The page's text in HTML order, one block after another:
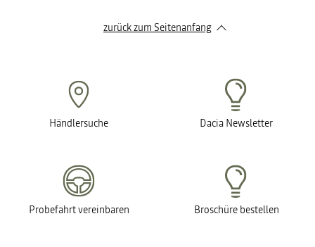
zurück zum Seitenanfang
Händlersuche Dacia Newsletter
Probefahrt vereinbaren Broschüre bestellen